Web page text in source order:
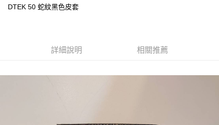
悠遊付
每筆NT$65，滿NT$199(含以上)免運費
DTEK 50 蛇紋黑色皮套
詳細說明 相關推薦